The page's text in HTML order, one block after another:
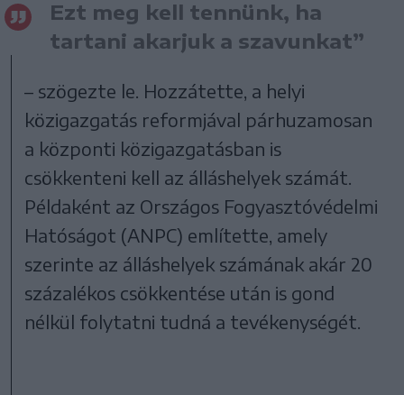
Ezt meg kell tennünk, ha
tartani akarjuk a szavunkat”
– szögezte le. Hozzátette, a helyi
közigazgatás reformjával párhuzamosan
a központi közigazgatásban is
csökkenteni kell az álláshelyek számát.
Példaként az Országos Fogyasztóvédelmi
Hatóságot (ANPC) említette, amely
szerinte az álláshelyek számának akár 20
százalékos csökkentése után is gond
nélkül folytatni tudná a tevékenységét.